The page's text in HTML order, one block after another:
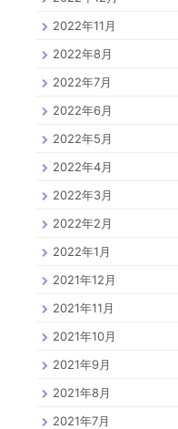
2022年11月
2022年8月
2022年7月
2022年6月
2022年5月
2022年4月
2022年3月
2022年2月
2022年1月
2021年12月
2021年11月
2021年10月
2021年9月
2021年8月
2021年7月